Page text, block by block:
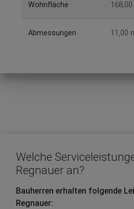
Wohnfläche 168,00
Abmessungen 11,00
Welche
Regnauer an?
Bauherren erhalten folgende
Regnauer: